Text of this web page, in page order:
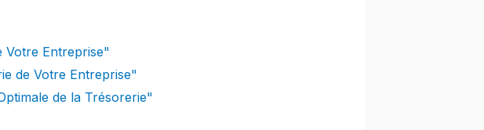
Votre Entreprise"
de Votre Entreprise"
de la Trésorerie"